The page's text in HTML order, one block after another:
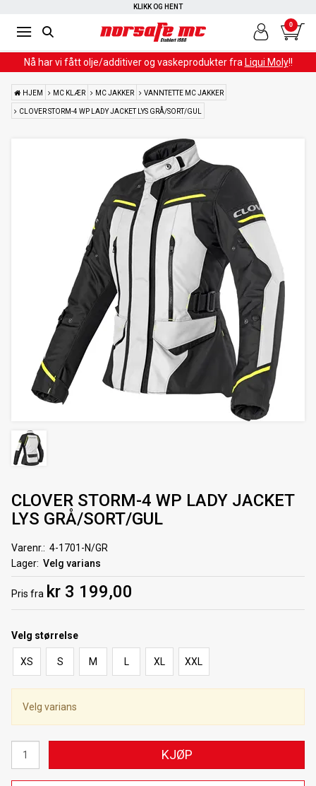
RASK LEVERING
KLIKK OG HENT
0
Nå har vi fått olje/additiver og vaskeprodukter fra Liqui Moly!!
HJEM MC KLÆR MC JAKKER VANNTETTE MC JAKKER
CLOVER STORM-4 WP LADY JACKET LYS GRÅ/SORT/GUL
CLOVER STORM-4 WP LADY JACKET
LYS GRÅ/SORT/GUL
Varenr.
4-1701-N/GR
Lager Velg varians
Pris fra kr 3 199,00
Velg størrelse
XS S M L XL XXL
Velg varians
KJØP